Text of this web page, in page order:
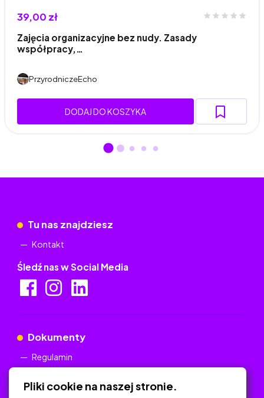
39,00 zł
Zajęcia organizacyjne bez nudy. Zasady
współpracy,…
PrzyrodniczeEcho
DODAJ DO KOSZYKA
Tu nas znajdziesz
Kontakt
Śledź nas w Social Media
Dokumenty
Regulamin
Pliki cookie na naszej stronie.